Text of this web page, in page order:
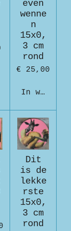
even
wenne
n
15x0,
3 cm
rond
€ 25,00
In
Dit
is de
lekke
rste
15x0,
3 cm
rond